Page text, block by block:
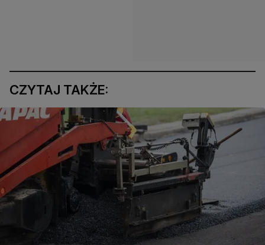
CZYTAJ TAKŻE: